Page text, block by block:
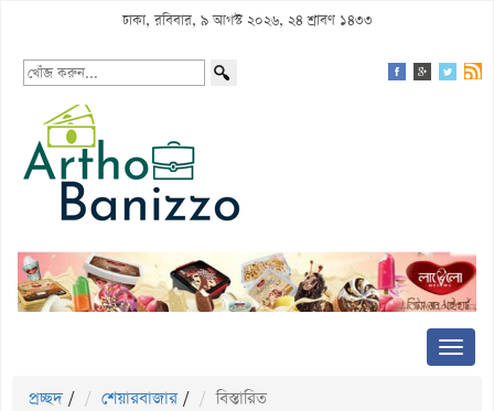
ঢাকা, রবিবার, ৯ আগস্ট ২০২৬, ২৪ শ্রাবণ ১৪৩৩
প্রচ্ছদ / শেয়ারবাজার / বিস্তারিত